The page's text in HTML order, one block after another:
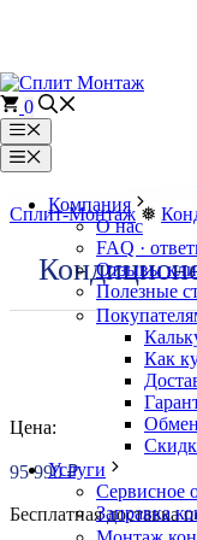
0
Меню
Меню
Компания
О нас
FAQ ·
Отзывы
Полезные
Как
Услуги
Сервисное
Заправка
Сплит-Монтаж❅
Цена:
95 990₽
Бесплатная доставка